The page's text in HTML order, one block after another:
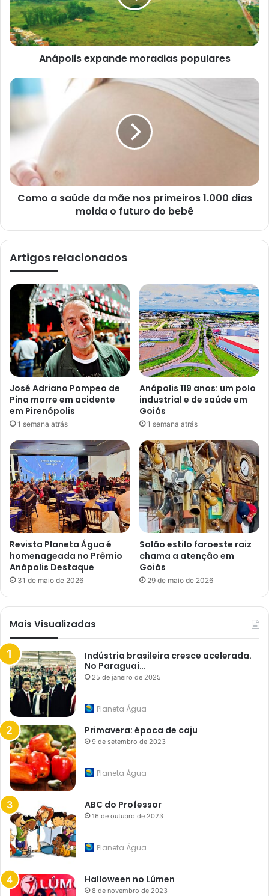
o
d
e
e
l
Anápolis expande moradias populares
Como a saúde da mãe nos primeiros 1.000 dias
molda o futuro do bebê
Artigos relacionados
José Adriano Pompeo de
Pina morre em acidente
em Pirenópolis
1 semana atrás
Anápolis 119 anos: um polo
industrial e de saúde em
Goiás
1 semana atrás
Revista Planeta Água é
homenageada no Prêmio
Anápolis Destaque
31 de maio de 2026
Salão estilo faroeste raiz
chama a atenção em
Goiás
29 de maio de 2026
Mais Visualizadas
Indústria brasileira cresce acelerada.
No Paraguai…
25 de janeiro de 2025
Planeta Água
Primavera: época de caju
9 de setembro de 2023
Planeta Água
ABC do Professor
16 de outubro de 2023
Planeta Água
Halloween no Lúmen
8 de novembro de 2023